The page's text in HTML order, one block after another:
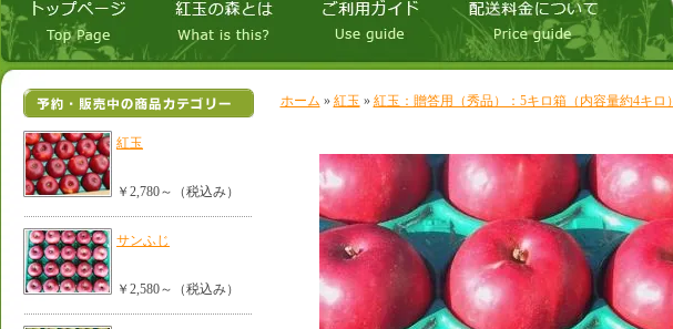
紅玉
￥2,780～（税込み）
サンふじ
￥2,580～（税込み）
ホーム » 紅玉 » 紅玉：贈答用（秀品）：5キロ箱（内容量約4キロ）